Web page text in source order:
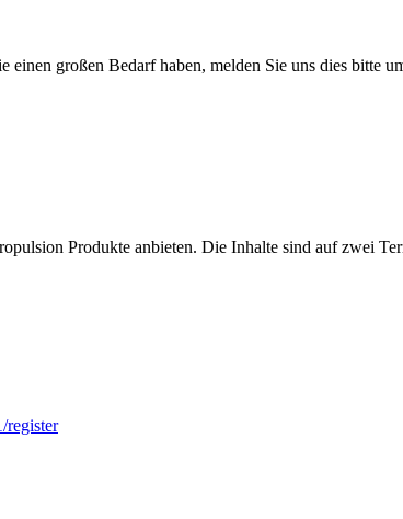
großen Bedarf haben, melden Sie uns dies bitte
Produkte anbieten. Die Inhalte sind auf zwei
register